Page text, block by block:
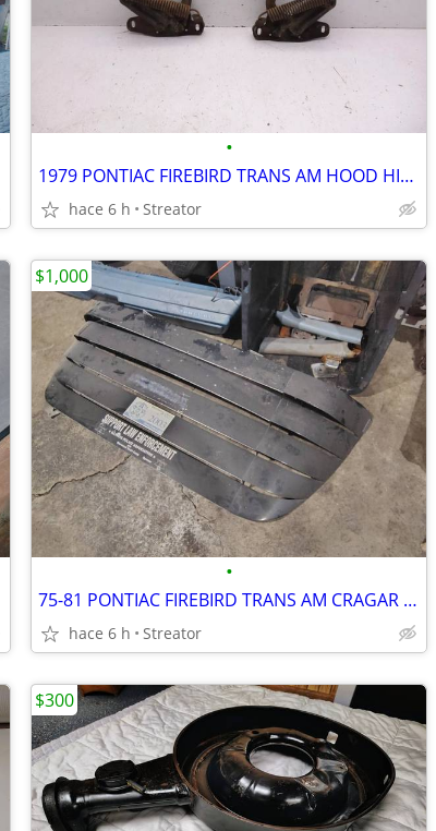
•
1979 PONTIAC FIREBIRD TRANS AM HOOD HINGES BANDIT 70-81 CAMARO OEM GM
hace 6 h Streator
•
75-81 PONTIAC FIREBIRD TRANS AM CRAGAR REAR WINDOW LOUVERS CAMARO
hace 6 h Streator
$1,000
$300